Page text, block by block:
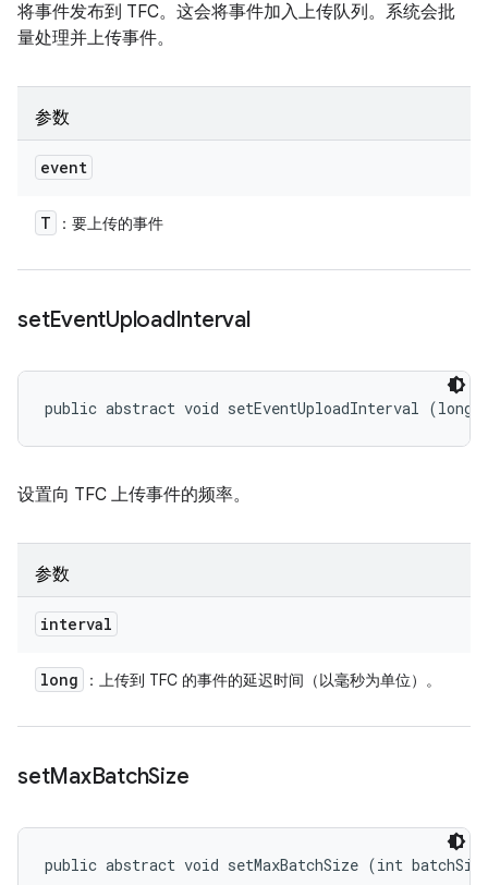
将事件发布到 TFC。这会将事件加入上传队列。系统会批
量处理并上传事件。
参数
event
T ：要上传的事件
setEventUploadInterval
public abstract void setEventUploadInterval
设置向 TFC 上传事件的频率。
参数
interval
long ：上传到 TFC 的事件的延迟时间（以毫秒为单位）。
setMaxBatchSize
public abstract void setMaxBatchSize (int